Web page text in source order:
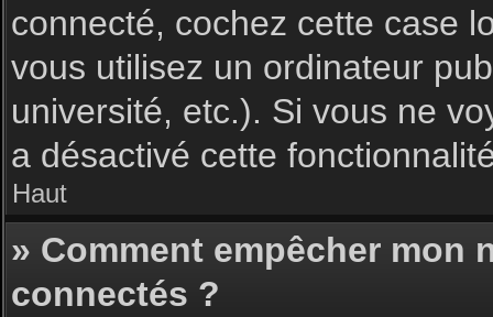
connecté, cochez cette case
vous utilisez un ordinateur
université, etc.). Si vous ne
a désactivé cette
Haut
» Comment empêcher mon
connectés ?